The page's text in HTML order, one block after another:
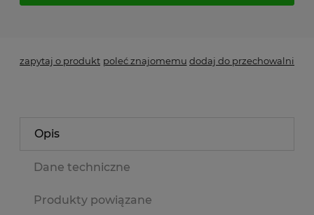
zapytaj o produkt poleć znajomemu dodaj do przechowalni
Opis
Dane techniczne
Produkty powiązane